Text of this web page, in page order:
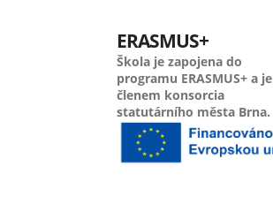
ERASMUS+
Škola je zapojena do
programu ERASMUS+ a je
členem konsorcia
statutárního města Brna.